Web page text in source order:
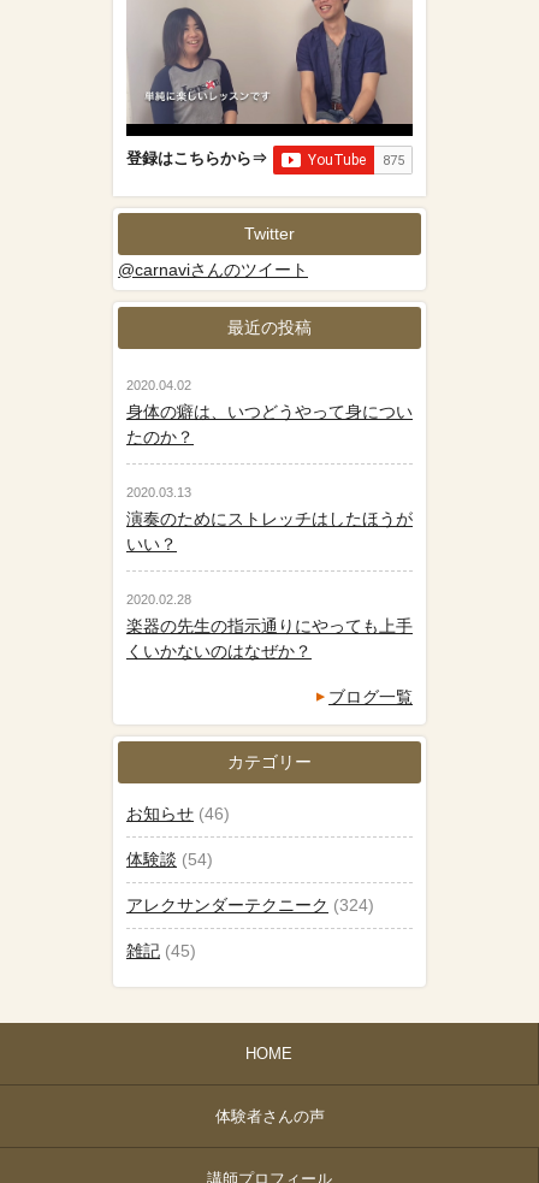
登録はこちらから⇒
Twitter
@carnaviさんのツイート
最近の投稿
2020.04.02
身体の癖は、いつどうやって身につい
たのか？
2020.03.13
演奏のためにストレッチはしたほうが
いい？
2020.02.28
楽器の先生の指示通りにやっても上手
くいかないのはなぜか？
ブログ一覧
カテゴリー
お知らせ (46)
体験談 (54)
アレクサンダーテクニーク (324)
雑記 (45)
HOME
体験者さんの声
講師プロフィール